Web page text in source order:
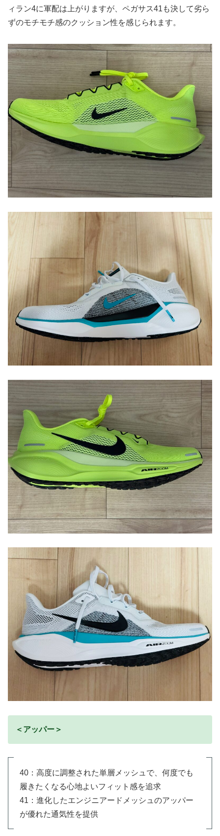
ィラン4に軍配は上がりますが、ペガサス41も決して劣ら
ずのモチモチ感のクッション性を感じられます。
＜アッパー＞
40：高度に調整された単層メッシュで、何度でも
履きたくなる心地よいフィット感を追求
41：進化したエンジニアードメッシュのアッパー
が優れた通気性を提供